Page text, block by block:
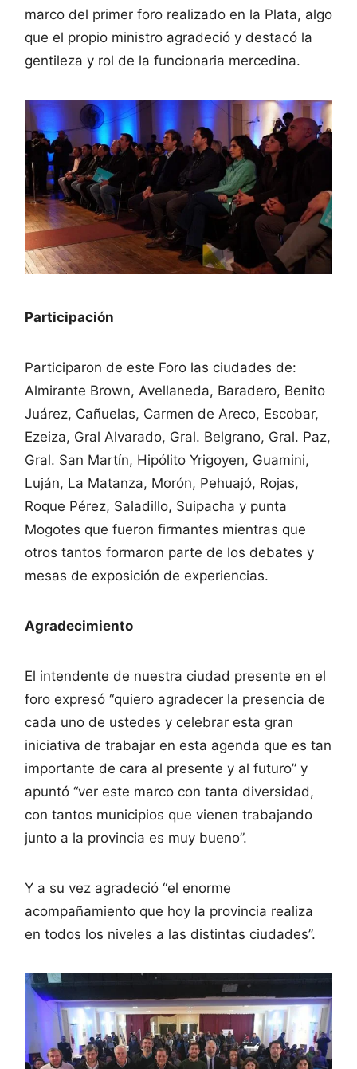
marco del primer foro realizado en la Plata, algo
que el propio ministro agradeció y destacó la
gentileza y rol de la funcionaria mercedina.
Participación
Participaron de este Foro las ciudades de:
Almirante Brown, Avellaneda, Baradero, Benito
Juárez, Cañuelas, Carmen de Areco, Escobar,
Ezeiza, Gral Alvarado, Gral. Belgrano, Gral. Paz,
Gral. San Martín, Hipólito Yrigoyen, Guamini,
Luján, La Matanza, Morón, Pehuajó, Rojas,
Roque Pérez, Saladillo, Suipacha y punta
Mogotes que fueron firmantes mientras que
otros tantos formaron parte de los debates y
mesas de exposición de experiencias.
Agradecimiento
El intendente de nuestra ciudad presente en el
foro expresó “quiero agradecer la presencia de
cada uno de ustedes y celebrar esta gran
iniciativa de trabajar en esta agenda que es tan
importante de cara al presente y al futuro” y
apuntó “ver este marco con tanta diversidad,
con tantos municipios que vienen trabajando
junto a la provincia es muy bueno”.
Y a su vez agradeció “el enorme
acompañamiento que hoy la provincia realiza
en todos los niveles a las distintas ciudades”.